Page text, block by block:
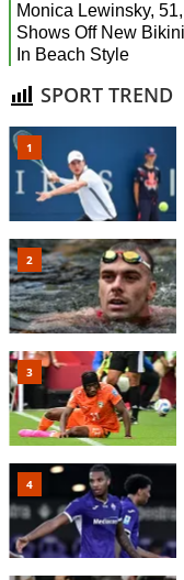
SPORT TREND